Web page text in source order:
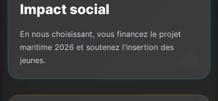
Impact social
En nous choisissant, vous financez le projet
maritime 2026 et soutenez l'insertion des
jeunes.